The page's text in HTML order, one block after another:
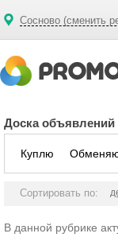
Сосново (сменить
Доска
Куплю
Сортировать по:
В данной рубрике